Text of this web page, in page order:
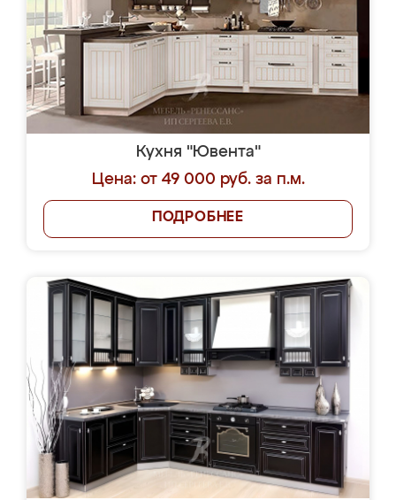
Кухня "Ювента"
Цена: от 49 000 руб. за п.м.
ПОДРОБНЕЕ